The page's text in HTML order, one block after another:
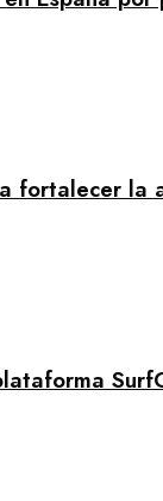
fortalecer la